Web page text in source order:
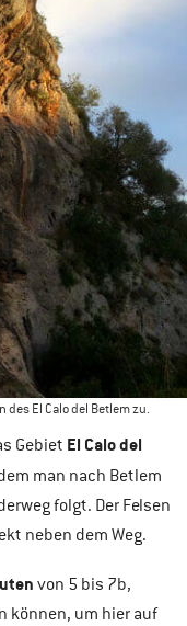
El Calo del Betlem zu.
Gebiet El Calo del
man nach Betlem
folgt. Der Felsen
neben dem Weg.
von 5 bis 7b,
können, um hier auf